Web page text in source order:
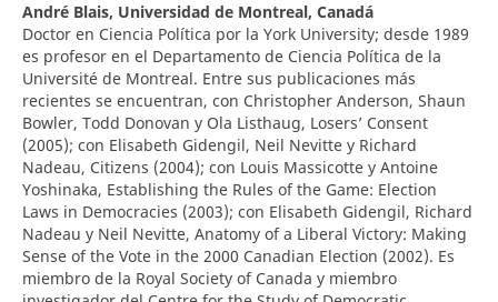
André Blais, Universidad de Montreal, Canadá
Doctor en Ciencia Política por la York University; desde 1989
es profesor en el Departamento de Ciencia Política de la
Université de Montreal. Entre sus publicaciones más
recientes se encuentran, con Christopher Anderson, Shaun
Bowler, Todd Donovan y Ola Listhaug, Losers’ Consent
(2005); con Elisabeth Gidengil, Neil Nevitte y Richard
Nadeau, Citizens (2004); con Louis Massicotte y Antoine
Yoshinaka, Establishing the Rules of the Game: Election
Laws in Democracies (2003); con Elisabeth Gidengil, Richard
Nadeau y Neil Nevitte, Anatomy of a Liberal Victory: Making
Sense of the Vote in the 2000 Canadian Election (2002). Es
miembro de la Royal Society of Canada y miembro